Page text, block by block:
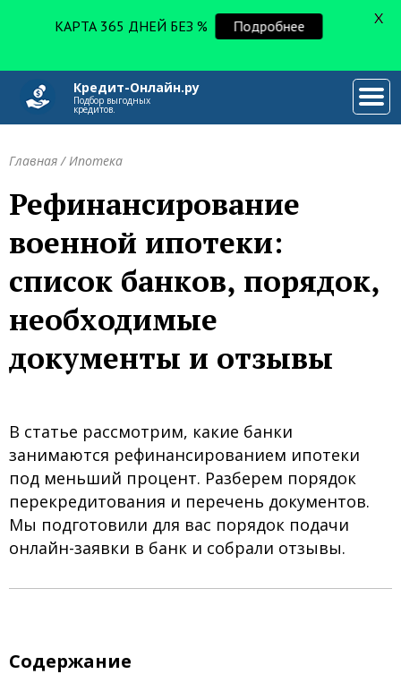
Кредит-Онлайн.ру
Подбор выгодных
кредитов.
###
Главная/Ипотека
Рефинансирование
военной ипотеки:
список банков, порядок,
необходимые
документы и отзывы
В статье рассмотрим, какие банки
занимаются рефинансированием ипотеки
под меньший процент. Разберем порядок
перекредитования и перечень документов.
Мы подготовили для вас порядок подачи
онлайн-заявки в банк и собрали отзывы.
Содержание
КАРТА 365 ДНЕЙ БЕЗ % Подробнее X